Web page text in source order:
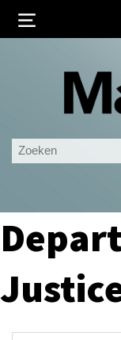
Ingelogd blijven